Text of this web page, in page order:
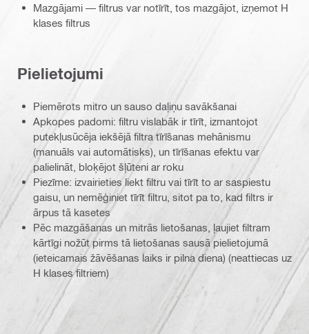
Mazgājami — filtrus var notīrīt, tos mazgājot, izņemot H
klases filtrus
Pielietojumi
Piemērots mitro un sauso daļiņu savākšanai
Apkopes padomi: filtru vislabāk ir tīrīt, izmantojot
putekļusūcēja iekšējā filtra tīrīšanas mehānismu
(manuāls vai automātisks), un tīrīšanas efektu var
palielināt, bloķējot šļūteni ar roku
Piezīme: izvairieties liekt filtru vai tīrīt to ar saspiestu
gaisu, un nemēģiniet tīrīt filtru, sitot pa to, kad filtrs ir
ārpus tā kasetes
Pēc mazgāšanas un mitrās lietošanas, ļaujiet filtram
kārtīgi nožūt pirms tā lietošanas sausā pielietojumā
(ieteicamais žāvēšanas laiks ir pilna diena) (neattiecas uz
H klases filtriem)